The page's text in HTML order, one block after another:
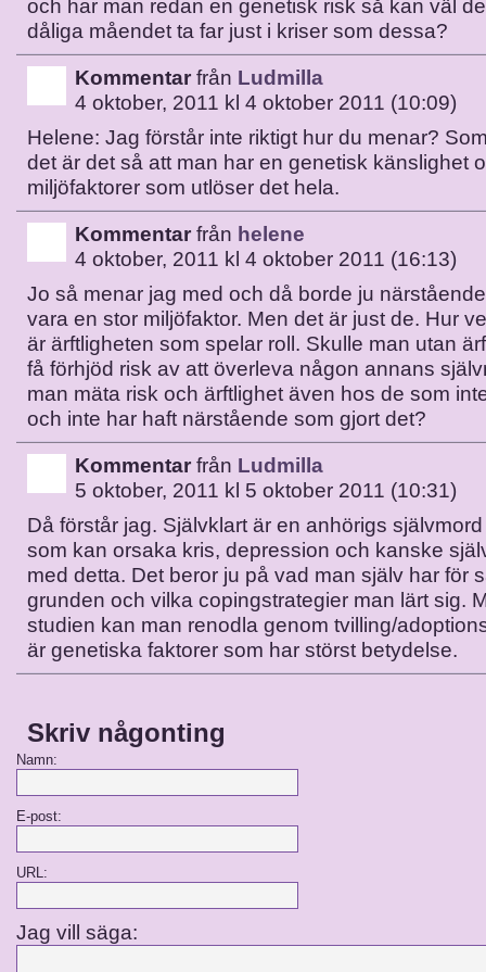
och har man redan en genetisk risk så kan väl
dåliga måendet ta far just i kriser som dessa?
Kommentar från Ludmilla
4 oktober, 2011 kl 4 oktober 2011 (10:09)
Helene: Jag förstår inte riktigt hur du menar?
det är det så att man har en genetisk känslighet
miljöfaktorer som utlöser det hela.
Kommentar från helene
4 oktober, 2011 kl 4 oktober 2011 (16:13)
Jo så menar jag med och då borde ju
vara en stor miljöfaktor. Men det är just de. Hur
är ärftligheten som spelar roll. Skulle man utan
få förhjöd risk av att överleva någon annans
man mäta risk och ärftlighet även hos de som
och inte har haft närstående som gjort det?
Kommentar från Ludmilla
5 oktober, 2011 kl 5 oktober 2011 (10:31)
Då förstår jag. Självklart är en anhörigs
som kan orsaka kris, depression och kanske
med detta. Det beror ju på vad man själv har för
grunden och vilka copingstrategier man lärt sig.
studien kan man renodla genom tvilling/
är genetiska faktorer som har störst betydelse.
Skriv någonting
Namn:
E-post:
URL:
Jag vill säga: